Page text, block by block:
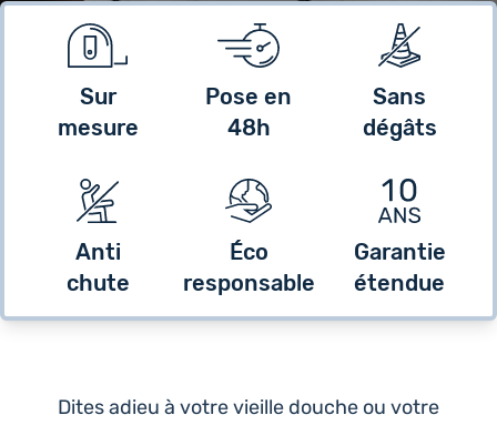
Sur
mesure
Pose en
48h
Sans
dégâts
Anti
chute
Éco
responsable
Garantie
étendue
Dites adieu à votre vieille douche ou votre